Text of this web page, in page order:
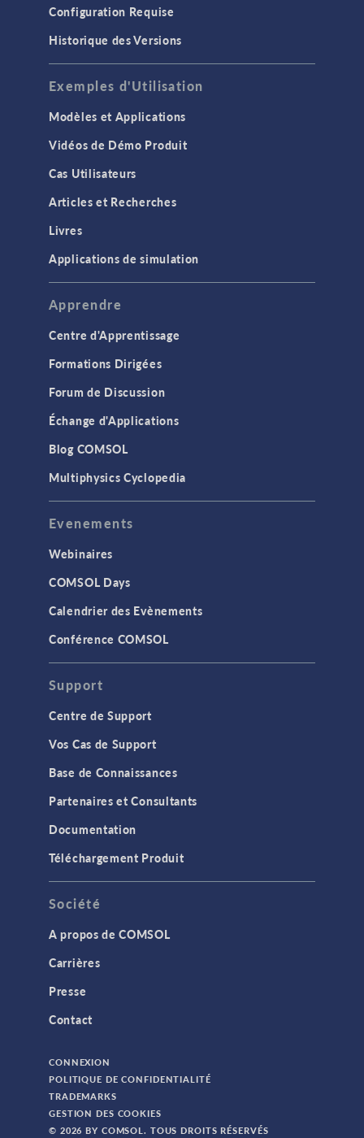
Configuration Requise
Historique des Versions
Exemples d'Utilisation
Modèles et Applications
Vidéos de Démo Produit
Cas Utilisateurs
Articles et Recherches
Livres
Applications de simulation
Apprendre
Centre d'Apprentissage
Formations Dirigées
Forum de Discussion
Échange d'Applications
Blog COMSOL
Multiphysics Cyclopedia
Evenements
Webinaires
COMSOL Days
Calendrier des Evènements
Conférence COMSOL
Support
Centre de Support
Vos Cas de Support
Base de Connaissances
Partenaires et Consultants
Documentation
Téléchargement Produit
Société
A propos de COMSOL
Carrières
Presse
Contact
CONNEXION
POLITIQUE DE CONFIDENTIALITÉ
TRADEMARKS
GESTION DES COOKIES
© 2026 BY COMSOL. TOUS DROITS RÉSERVÉS